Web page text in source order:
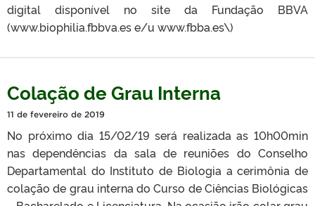
digital disponível no site da Fundação BBVA
(www.biophilia.fbbva.es e/u www.fbba.es\)
Colação de Grau Interna
11 de fevereiro de 2019
No próximo dia 15/02/19 será realizada as 10h00min
nas dependências da sala de reuniões do Conselho
Departamental do Instituto de Biologia a cerimônia de
colação de grau interna do Curso de Ciências Biológicas